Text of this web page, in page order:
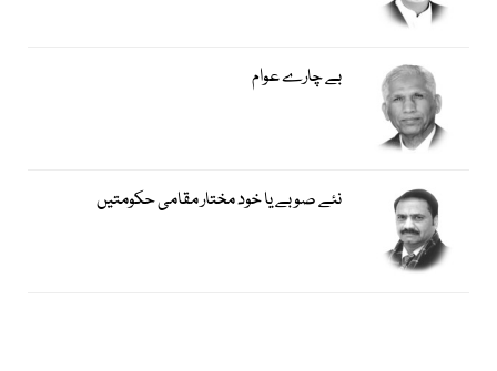
بے چارے عوام
نئے صوبے یا خود مختار مقامی حکومتیں